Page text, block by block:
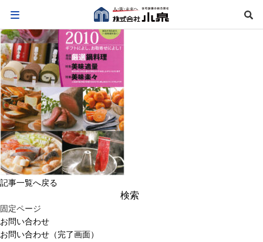
記事一覧へ戻る
索:
固定ページ
お問い合わせ
お問い合わせ（完了画面）